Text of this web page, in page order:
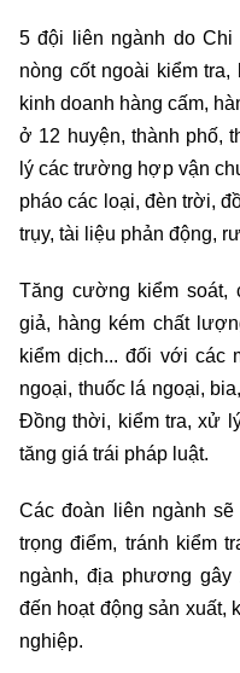
5 đội liên ngành do
nòng cốt ngoài kiểm tra,
kinh doanh hàng cấm,
ở 12 huyện, thành phố,
lý các trường hợp vận
pháo các loại, đèn trời,
trụy, tài liệu phản động,
Tăng cường kiểm soát,
giả, hàng kém chất
kiểm dịch... đối với các
ngoại, thuốc lá ngoại,
Đồng thời, kiểm tra, xử
tăng giá trái pháp luật.
Các đoàn liên ngành
trọng điểm, tránh kiểm
ngành, địa phương
đến hoạt động sản xuất,
nghiệp.